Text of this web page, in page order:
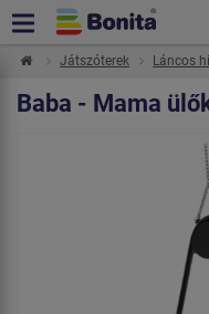
Játszóterek Láncos
Baba - Mama